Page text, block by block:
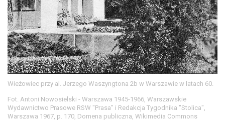
Wieżowiec przy al. Jerzego Waszyngtona 2b w Warszawie w latach 60.
Fot. Antoni Nowosielski - Warszawa 1945-1966, Warszawskie
Wydawnictwo Prasowe RSW "Prasa" i Redakcja Tygodnika "Stolica",
Warszawa 1967, p. 170, Domena publiczna, Wikimedia Commons